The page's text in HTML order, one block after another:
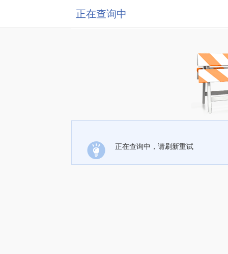
正在查询中
正在查询中，请刷新重试